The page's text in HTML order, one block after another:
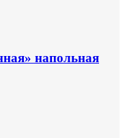
напольная